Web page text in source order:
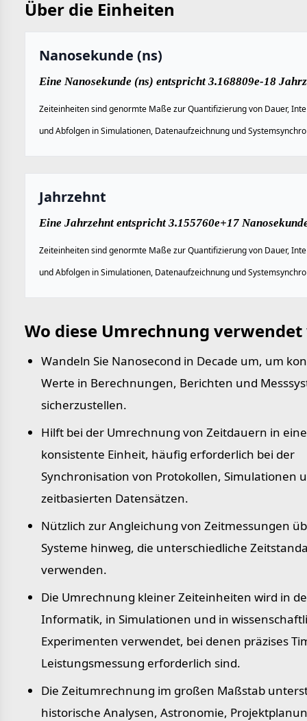
Über die Einheiten
Nanosekunde (ns)
Eine Nanosekunde (ns) entspricht 3.168809e-18
Zeiteinheiten sind genormte Maße zur Quantifizierung von Dauer,
und Abfolgen in Simulationen, Datenaufzeichnung und
Jahrzehnt
Eine Jahrzehnt entspricht 3.155760e+17
Zeiteinheiten sind genormte Maße zur Quantifizierung von Dauer,
und Abfolgen in Simulationen, Datenaufzeichnung und
Wo diese Umrechnung
Wandeln Sie Nanosecond in Decade um, um
Werte in Berechnungen, Berichten und
sicherzustellen.
Hilft bei der Umrechnung von Zeitdauern in eine
konsistente Einheit, häufig erforderlich bei der
Synchronisation von Protokollen, Simulationen
zeitbasierten Datensätzen.
Nützlich zur Angleichung von Zeitmessungen
Systeme hinweg, die unterschiedliche
verwenden.
Die Umrechnung kleiner Zeiteinheiten wird in
Informatik, in Simulationen und in
Experimenten verwendet, bei denen präzises
Leistungs­messung erforderlich sind.
Die Zeitumrechnung im großen Maßstab
historische Analysen, Astronomie,